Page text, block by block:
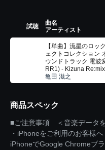
試聴
曲名
アーティスト
【単曲】流星のロッ
ェクトコレクション
ウンドトラック 電波
RR1) - Kizuna Re:mix
亀田 滋之
商品スペック
■ご注意事項 ＜音楽データ
・iPhoneをご利用のお客様へ
iPhoneでGoogle Chromeブ